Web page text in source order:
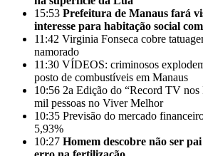
15:53 Prefeitura de Manaus fará
interesse para habitação social
11:42 Virginia Fonseca cobre
namorado
11:30 VÍDEOS: criminosos
posto de combustíveis em Manaus
10:56 2a Edição do “Record TV nos
mil pessoas no Viver Melhor
10:35 Previsão do mercado
5,93%
10:27 Homem descobre não ser